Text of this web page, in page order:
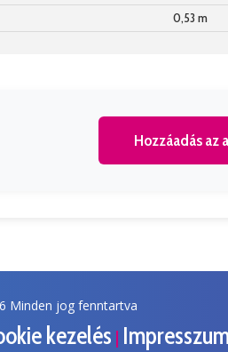
0,53 m
Hozzáadás az
Minden jog fenntartva
kezelés |